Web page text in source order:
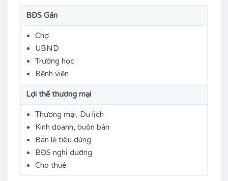
BĐS Gần
Chợ
UBND
Trường học
Bệnh viện
Lợi thế thương mại
Thương mại, Du lịch
Kinh doanh, buôn bán
Bán lẻ tiêu dùng
BĐS nghỉ dưỡng
Cho thuê